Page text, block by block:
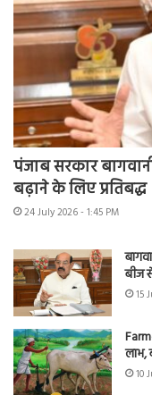
पंजाब सरकार
बढ़ाने के लिए प्रतिबद्ध
24 July 2026 - 1:45 PM
बीज
15
लाभ,
10